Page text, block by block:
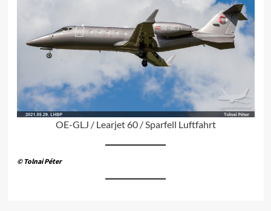
OE-GLJ / Learjet 60 / Sparfell Luftfahrt
© Tolnai Péter